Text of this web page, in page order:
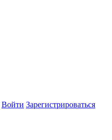
Войти Зарегистрироваться